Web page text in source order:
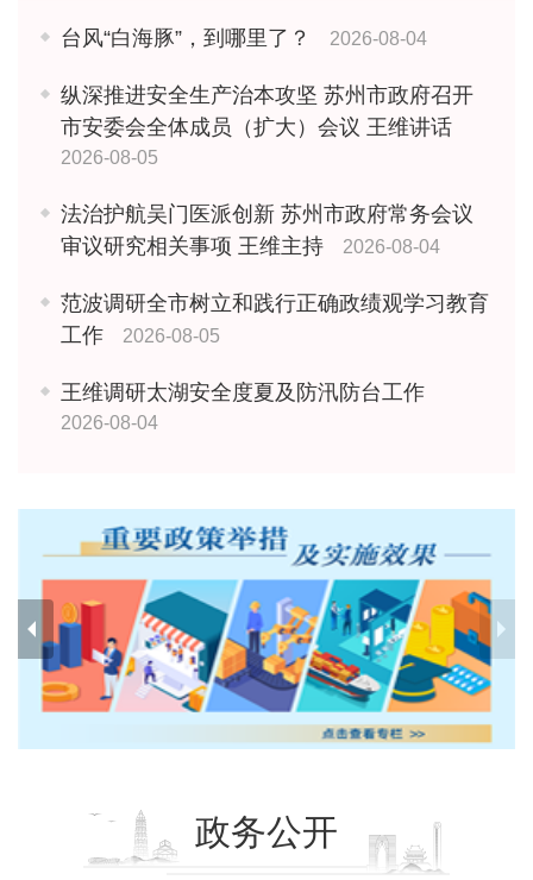
台风“白海豚”，到哪里了？ 2026-08-04
纵深推进安全生产治本攻坚 苏州市政府召开
市安委会全体成员（扩大）会议 王维讲话
2026-08-05
法治护航吴门医派创新 苏州市政府常务会议
审议研究相关事项 王维主持
2026-08-04
范波调研全市树立和践行正确政绩观学习教育
工作
2026-08-05
王维调研太湖安全度夏及防汛防台工作
2026-08-04
政务公开